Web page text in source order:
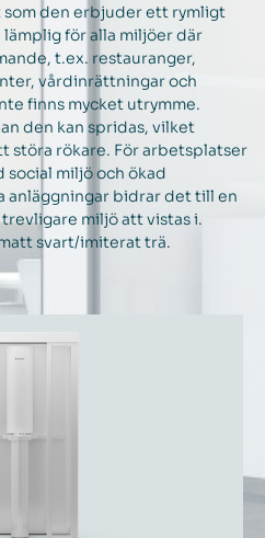
den erbjuder ett rymligt
för alla miljöer där
t.ex. restauranger,
vårdinrättningar och
finns mycket utrymme.
den kan spridas, vilket
störa rökare. För arbetsplatser
miljö och ökad
bidrar det till en
miljö att vistas i.
svart/imiterat trä.